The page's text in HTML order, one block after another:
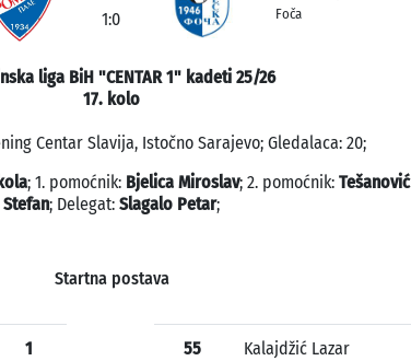
1:0 Foča
liga BiH "CENTAR 1" kadeti 25/26
17. kolo
Centar Slavija, Istočno Sarajevo; Gledalaca: 20;
; 1. pomoćnik: Bjelica Miroslav; 2. pomoćnik: Tešanović
Stefan; Delegat: Slagalo Petar;
Startna postava
1 55 Kalajdžić Lazar